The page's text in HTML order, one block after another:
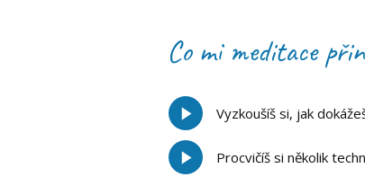
Co mi meditace
Vyzkoušíš si, jak
Procvičíš si několik